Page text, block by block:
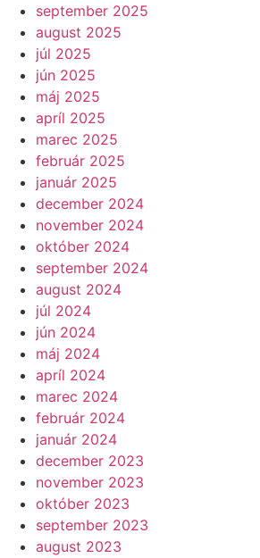
september 2025
august 2025
júl 2025
jún 2025
máj 2025
apríl 2025
marec 2025
február 2025
január 2025
december 2024
november 2024
október 2024
september 2024
august 2024
júl 2024
jún 2024
máj 2024
apríl 2024
marec 2024
február 2024
január 2024
december 2023
november 2023
október 2023
september 2023
august 2023